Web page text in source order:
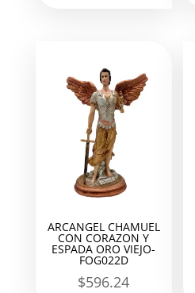
ARCANGEL CHAMUEL
CON CORAZON Y
ESPADA ORO VIEJO-
FOG022D
$596.24